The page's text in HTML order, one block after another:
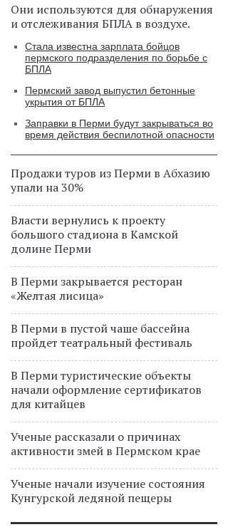
Они используются для обнаружения
и отслеживания БПЛА в воздухе.
Стала известна зарплата бойцов
пермского подразделения по борьбе с
БПЛА
Пермский завод выпустил бетонные
укрытия от БПЛА
Заправки в Перми будут закрываться во
время действия беспилотной опасности
Продажи туров из Перми в Абхазию
упали на 30%
Власти вернулись к проекту
большого стадиона в Камской
долине Перми
В Перми закрывается ресторан
«Желтая лисица»
В Перми в пустой чаше бассейна
пройдет театральный фестиваль
В Перми туристические объекты
начали оформление сертификатов
для китайцев
Ученые рассказали о причинах
активности змей в Пермском крае
Ученые начали изучение состояния
Кунгурской ледяной пещеры